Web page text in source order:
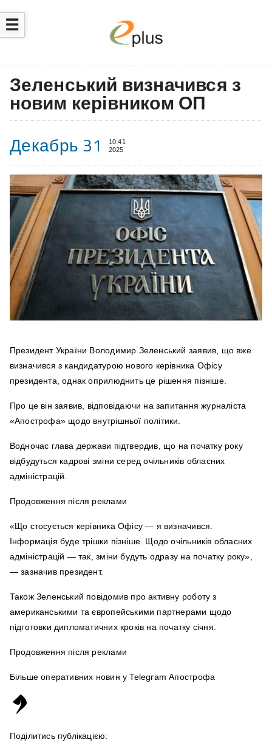
☰
Зеленський визначився з
новим керівником ОП
Декабрь 31
10:41
2025
Президент України Володимир Зеленський заявив, що вже
визначився з кандидатурою нового керівника Офісу
президента, однак оприлюднить це рішення пізніше.
Про це він заявив, відповідаючи на запитання журналіста
«Апострофа» щодо внутрішньої політики.
Водночас глава держави підтвердив, що на початку року
відбудуться кадрові зміни серед очільників обласних
адміністрацій.
Продовження після реклами
«Що стосується керівника Офісу — я визначився.
Інформація буде трішки пізніше. Щодо очільників обласних
адміністрацій — так, зміни будуть одразу на початку року»,
— зазначив президент.
Також Зеленський повідомив про активну роботу з
американськими та європейськими партнерами щодо
підготовки дипломатичних кроків на початку січня.
Продовження після реклами
Більше оперативних новин у Telegram Апострофа
Поділитись публікацією: